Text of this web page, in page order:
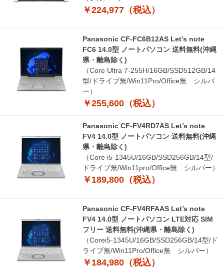
￥224,977（税込）
Panasonic CF-FC6B12AS Let’s note
FC6 14.0型 ノートパソコン 送料無料(沖縄
県・離島除く)
（Core Ultra 7-255H/16GB/SSD512GB/14
型/ドライブ無/Win11Pro/Office無 シルバ
ー）
￥255,600（税込）
Panasonic CF-FV4RD7AS Let’s note
FV4 14.0型 ノートパソコン 送料無料(沖縄
県・離島除く)
（Core i5-1345U/16GB/SSD256GB/14型/
ドライブ無/Win11pro/Office無 シルバー）
￥189,800（税込）
Panasonic CF-FV4RFAAS Let’s note
FV4 14.0型 ノートパソコン LTE対応 SIM
フリー 送料無料(沖縄県・離島除く)
（Corei5-1345U/16GB/SSD256GB/14型/ド
ライブ無/Win11Pro/Office無 シルバー）
￥184,980（税込）